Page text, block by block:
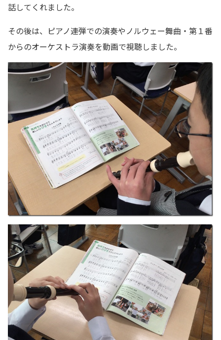
話してくれました。
その後は、ピアノ連弾での演奏やノルウェー舞曲・第１番
からのオーケストラ演奏を動画で視聴しました。